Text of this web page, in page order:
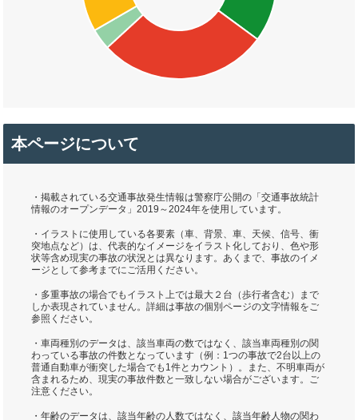
本ページについて
・掲載されている交通事故発生情報は警察庁公開の「交通事故統計
情報のオープンデータ」2019～2024年を使用しています。
・イラストに使用している各要素（車、背景、車、天候、信号、衝
突地点など）は、代表的なイメージをイラスト化しており、色や形
状等含め現実の事故の状況とは異なります。あくまで、事故のイメ
ージとして参考までにご活用ください。
・多重事故の場合でもイラスト上では最大２台（歩行者含む）まで
しか表現されていません。詳細は事故の個別ページの文字情報をご
参照ください。
・車両種別のデータは、該当車両の数ではなく、該当車両種別の関
わっている事故の件数となっています（例：1つの事故で2台以上の
普通自動車が衝突した場合でも1件とカウント）。また、不明車両が
含まれるため、現実の事故件数と一致しない場合がございます。ご
注意ください。
・年齢のデータは、該当年齢の人数ではなく、該当年齢人物の関わ